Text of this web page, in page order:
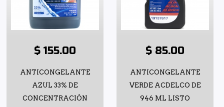
$ 155.00
ANTICONGELANTE
AZUL 33% DE
CONCENTRACIÓN
$ 85.00
ANTICONGELANTE
VERDE ACDELCO DE
946 ML LISTO